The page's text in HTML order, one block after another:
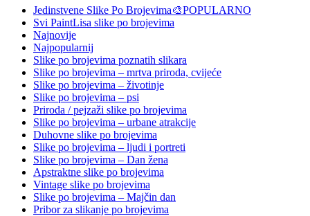
Jedinstvene Slike Po Brojevima🎨POPULARNO
Svi PaintLisa slike po brojevima
Najnovije
Najpopularnij
Slike po brojevima poznatih slikara
Slike po brojevima – mrtva priroda, cvijeće
Slike po brojevima – životinje
Slike po brojevima – psi
Priroda / pejzaži slike po brojevima
Slike po brojevima – urbane atrakcije
Duhovne slike po brojevima
Slike po brojevima – ljudi i portreti
Slike po brojevima – Dan žena
Apstraktne slike po brojevima
Vintage slike po brojevima
Slike po brojevima – Majčin dan
Pribor za slikanje po brojevima